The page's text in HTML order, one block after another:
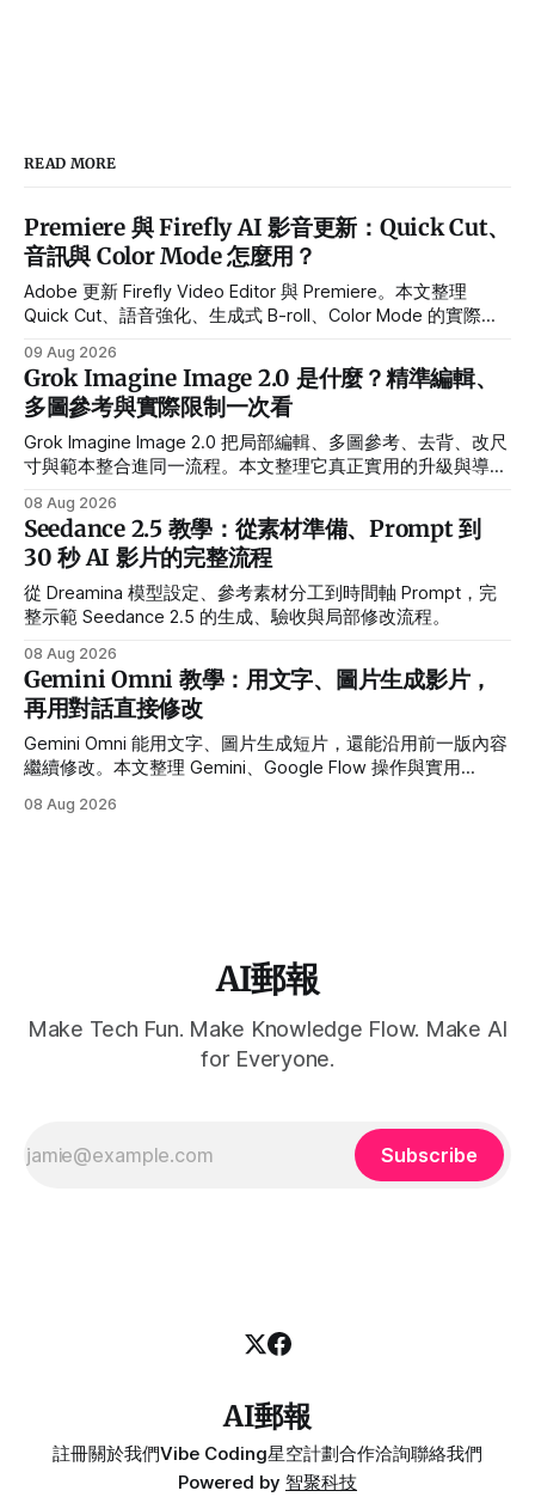
READ MORE
Premiere 與 Firefly AI 影音更新：Quick Cut、
音訊與 Color Mode 怎麼用？
Adobe 更新 Firefly Video Editor 與 Premiere。本文整理
Quick Cut、語音強化、生成式 B-roll、Color Mode 的實際用
09 Aug 2026
Grok Imagine Image 2.0 是什麼？精準編輯、
多圖參考與實際限制一次看
Grok Imagine Image 2.0 把局部編輯、多圖參考、去背、改尺
寸與範本整合進同一流程。本文整理它真正實用的升級與導入
08 Aug 2026
Seedance 2.5 教學：從素材準備、Prompt 到
30 秒 AI 影片的完整流程
從 Dreamina 模型設定、參考素材分工到時間軸 Prompt，完
整示範 Seedance 2.5 的生成、驗收與局部修改流程。
08 Aug 2026
Gemini Omni 教學：用文字、圖片生成影片，
再用對話直接修改
Gemini Omni 能用文字、圖片生成短片，還能沿用前一版內容
繼續修改。本文整理 Gemini、Google Flow 操作與實用
08 Aug 2026
AI郵報
Make Tech Fun. Make Knowledge Flow. Make AI
for Everyone.
Subscribe
AI郵報
註冊關於我們Vibe Coding星空計劃合作洽詢聯絡我們
Powered by 智聚科技